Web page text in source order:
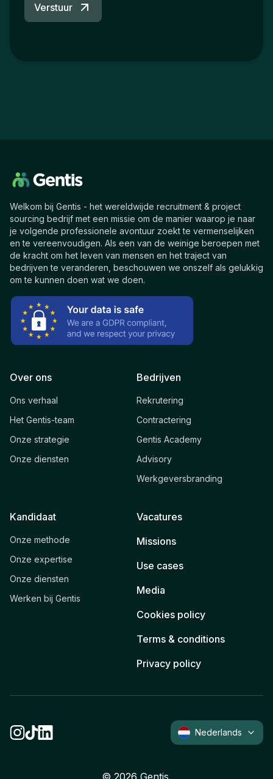
Verstuur
Welkom bij Gentis - het wereldwijde recruitment & project
sourcing bedrijf met een missie om de manier waarop je naar
je volgende professionele avontuur zoekt te vermenselijken
en te vereenvoudigen. Als een van de weinige beroepen met
de kracht om het leven van mensen en het traject van
bedrijven te veranderen, beschouwen we onszelf als gelukkig
om te kunnen doen wat we doen.
Over ons
Ons verhaal
Het Gentis-team
Onze strategie
Onze diensten
Bedrijven
Rekrutering
Contractering
Gentis Academy
Advisory
Werkgeversbranding
Kandidaat
Onze methode
Onze expertise
Onze diensten
Werken bij Gentis
Vacatures
Missions
Use cases
Media
Cookies policy
Terms & conditions
Privacy policy
© 2026 Gentis.
Nederlands